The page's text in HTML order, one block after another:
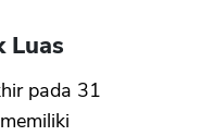
Luas
pada 31